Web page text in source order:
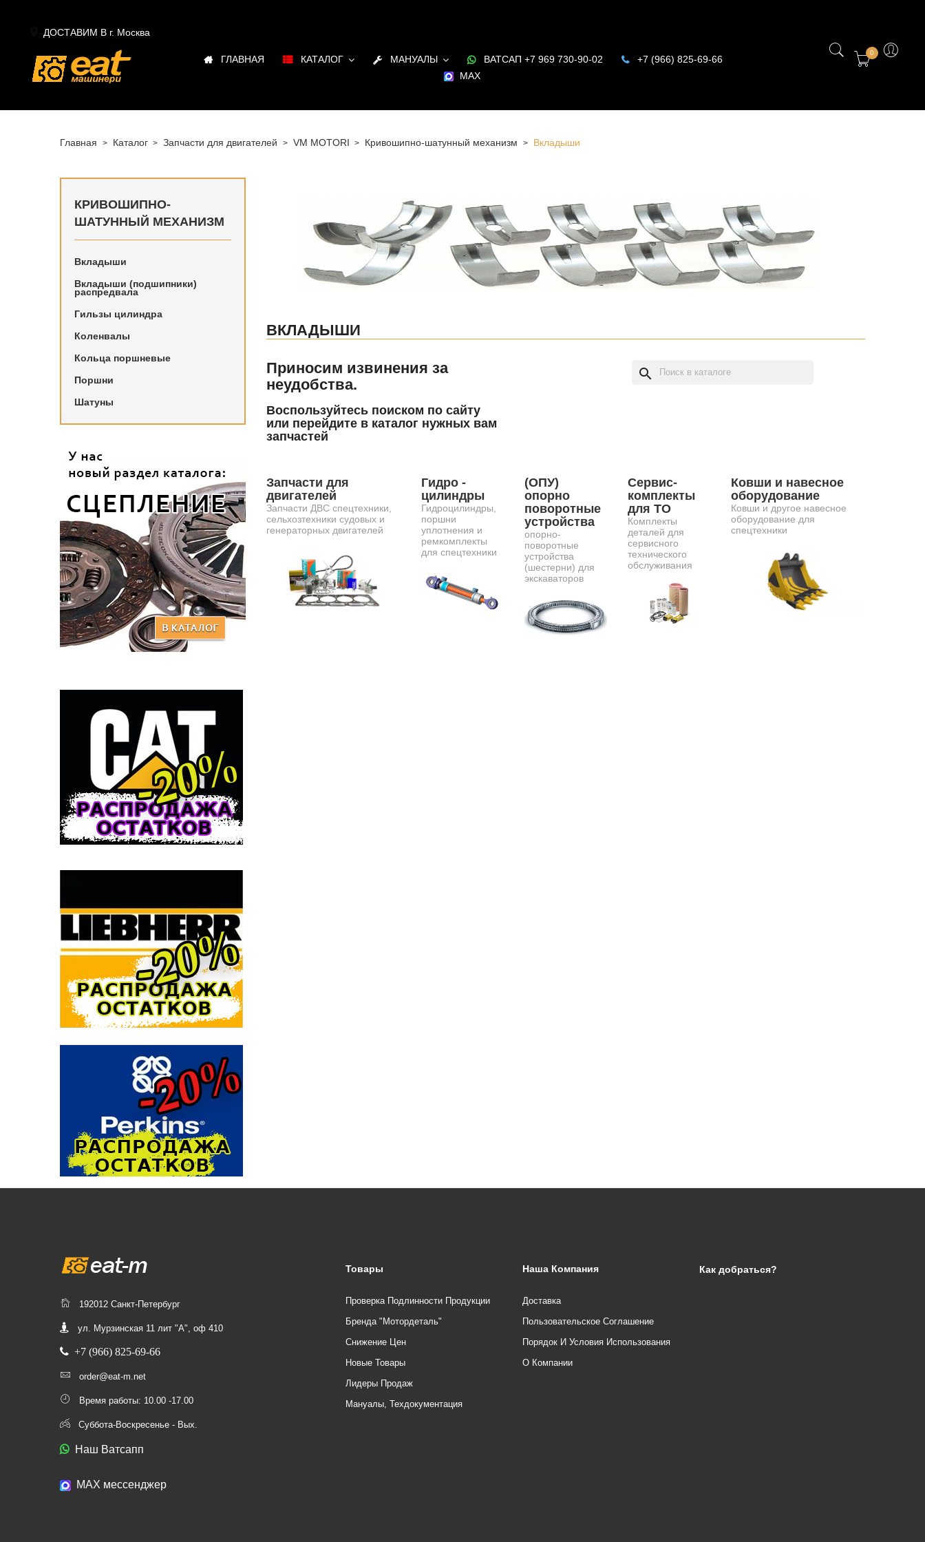
ДОСТАВИМ В г. Москва
ГЛАВНАЯ КАТАЛОГ МАНУАЛЫ ВАТСАП +7 969 730-90-02
+7 (966) 825-69-66
MAX
0
Главная Каталог Запчасти для двигателей VM MOTORI Кривошипно-шатунный механизм Вкладыши
КРИВОШИПНО-
ШАТУННЫЙ МЕХАНИЗМ
Вкладыши
Вкладыши (подшипники)
распредвала
Гильзы цилиндра
Коленвалы
Кольца поршневые
Поршни
Шатуны
Купить в Санкт-Петербурге Вкладыши для двигателя VM MOTORI
в наличии и под заказ
ВКЛАДЫШИ
Приносим извинения за
неудобства.
Воспользуйтесь поиском по сайту
или перейдите в каталог нужных вам
запчастей
search
Запчасти для
двигателей
Запчасти ДВС спецтехники,
сельхозтехники судовых и
генераторных двигателей
Гидро -
цилиндры
Гидроцилиндры,
поршни
уплотнения и
ремкомплекты
для спецтехники
(ОПУ)
опорно
поворотные
устройства
опорно-
поворотные
устройства
(шестерни) для
экскаваторов
Сервис-
комплекты
для ТО
Комплекты
деталей для
сервисного
технического
обслуживания
Ковши и навесное
оборудование
Ковши и другое навесное
оборудование для
спецтехники
192012 Санкт-Петербург
ул. Мурзинская 11 лит "А", оф 410
+7 (966) 825-69-66
order@eat-m.net
Время работы: 10.00 -17.00
Суббота-Воскресенье - Вых.
Наш Ватсапп
МАХ мессенджер
Товары
Проверка Подлинности Продукции
Бренда "Мотордеталь"
Снижение Цен
Новые Товары
Лидеры Продаж
Мануалы, Техдокументация
Наша Компания
Доставка
Пользовательское Соглашение
Порядок И Условия Использования
О Компании
Как добраться?